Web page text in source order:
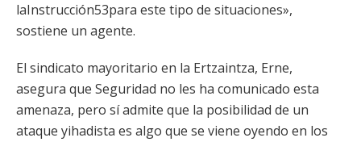
laInstrucción53para este tipo de situaciones»,
sostiene un agente.
El sindicato mayoritario en la Ertzaintza, Erne,
asegura que Seguridad no les ha comunicado esta
amenaza, pero sí admite que la posibilidad de un
ataque yihadista es algo que se viene oyendo en los